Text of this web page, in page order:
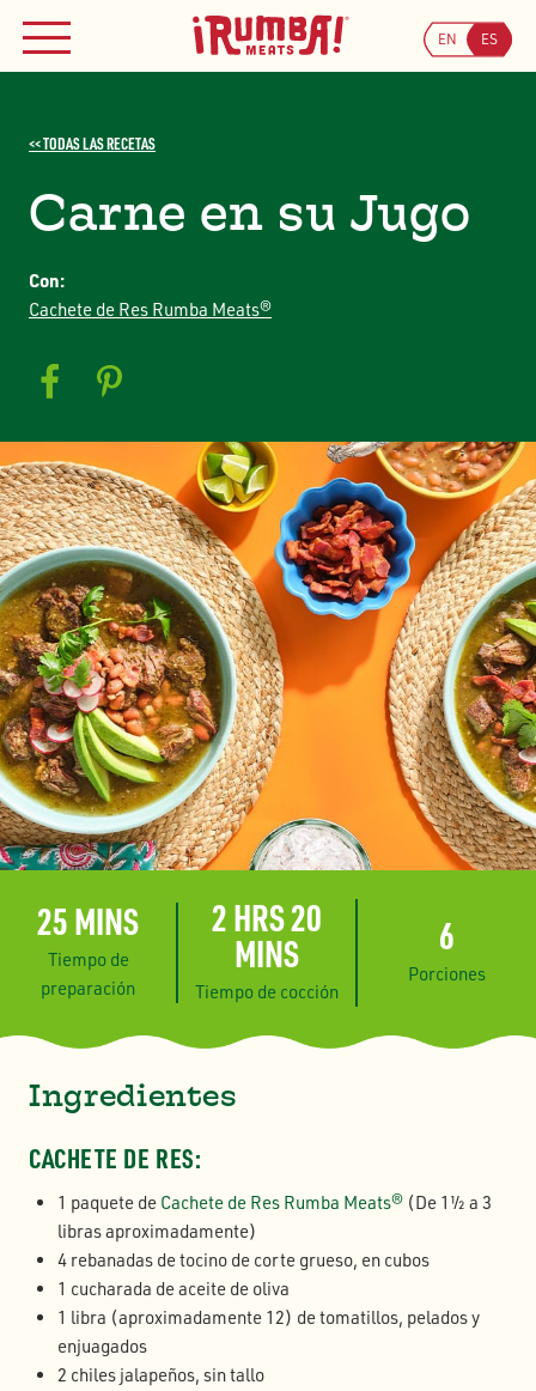
content
MENÚ
Buscar
ÚNETE A NUESTRO PROGRAMA DE CUPONES
EN ES
<< TODAS LAS RECETAS
Carne en su Jugo
Con:
Cachete de Res Rumba Meats®
25 MINS
Tiempo de
preparación
2 HRS 20
MINS
Tiempo de cocción
6
Porciones
Ingredientes
CACHETE DE RES:
1 paquete de Cachete de Res Rumba Meats® (De 1½ a 3
libras aproximadamente)
4 rebanadas de tocino de corte grueso, en cubos
1 cucharada de aceite de oliva
1 libra (aproximadamente 12) de tomatillos, pelados y
enjuagados
2 chiles jalapeños, sin tallo